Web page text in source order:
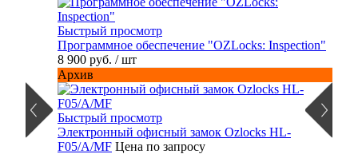
Быстрый просмотр
Программное обеспечение "OZLocks: Inspection"
8 900 руб. / шт
Архив
Быстрый просмотр
Электронный офисный замок Ozlocks HL-
F05/A/MF Цена по запросу